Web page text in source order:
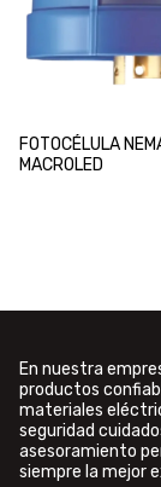
FOTOCÉLULA
MACROLED
En nuestra
productos
materiales
seguridad
asesoramiento
siempre la mejor